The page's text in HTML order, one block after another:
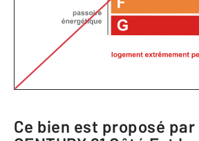
Ce bien est proposé